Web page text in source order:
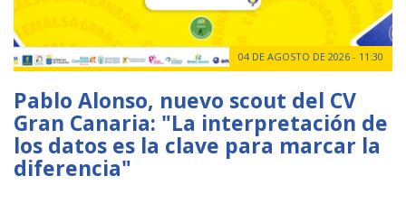
04 DE AGOSTO DE 2026 - 11:30
Pablo Alonso, nuevo scout del CV
Gran Canaria: "La interpretación de
los datos es la clave para marcar la
diferencia"